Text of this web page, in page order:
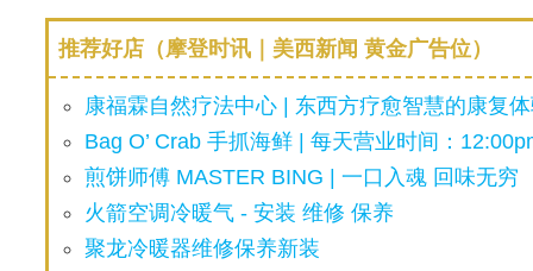
推荐好店（摩登时讯｜美西新闻 黄金广告位）
康福霖自然疗法中心 | 东西方疗愈智慧的康复
Bag O’ Crab 手抓海鲜 | 每天营业时间：
煎饼师傅 MASTER BING | 一口入魂 回味无穷
火箭空调冷暖气 - 安装 维修 保养
聚龙冷暖器维修保养新装